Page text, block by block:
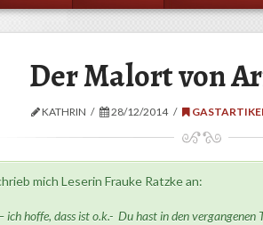
Der Malort von
KATHRIN 28/12/2014
mich Leserin Frauke Ratzke an:
ich hoffe, dass ist o.k.- Du hast in den